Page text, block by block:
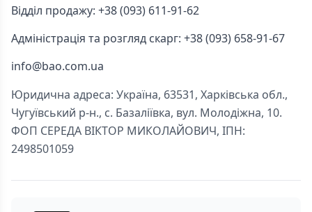
Відділ продажу: +38 (093) 611-91-62
Адміністрація та розгляд скарг: +38 (093) 658-91-67
info@bao.com.ua
Юридична адреса: Україна, 63531, Харківська обл.,
Чугуївський р-н., с. Базаліївка, вул. Молодіжна, 10.
ФОП СЕРЕДА ВІКТОР МИКОЛАЙОВИЧ, ІПН:
2498501059